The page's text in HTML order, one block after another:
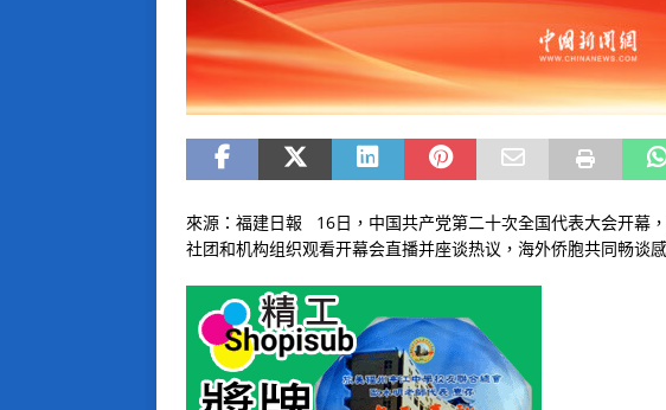
來源：福建日報 16日，中国共产党第二十次全国代表大会开幕
社团和机构组织观看开幕会直播并座谈热议，海外侨胞共同畅谈